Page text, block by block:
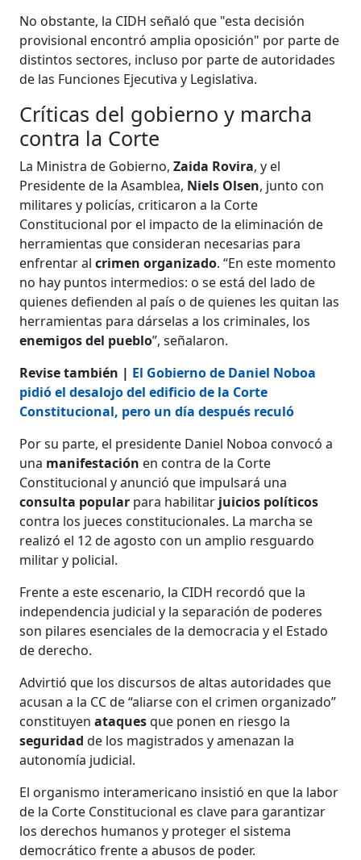
No obstante, la CIDH señaló que "esta decisión
provisional encontró amplia oposición" por parte de
distintos sectores, incluso por parte de autoridades
de las Funciones Ejecutiva y Legislativa.
Críticas del gobierno y marcha
contra la Corte
La Ministra de Gobierno,Zaida Rovira, y el
Presidente de la Asamblea, Niels Olsen, junto con
militares y policías, criticaron a la Corte
Constitucional por el impacto de la eliminación de
herramientas que consideran necesarias para
enfrentar alcrimen organizado. “En este momento
no hay puntos intermedios: o se está del lado de
quienes defienden al país o de quienes les quitan las
herramientas para dárselas a los criminales, los
enemigos del pueblo”, señalaron.
Revise también | El Gobierno de Daniel Noboa
pidió el desalojo del edificio de la Corte
Constitucional, pero un día después reculó
Por su parte, el presidente Daniel Noboa convocó a
una manifestación en contra de la Corte
Constitucional y anunció que impulsará una
consulta popular para habilitar juicios políticos
contra los jueces constitucionales. La marcha se
realizó el 12 de agosto con un amplio resguardo
militar y policial.
Frente a este escenario, la CIDH recordó que la
independencia judicial y la separación de poderes
son pilares esenciales de la democracia y el Estado
de derecho.
Advirtió que los discursos de altas autoridades que
acusan a la CC de “aliarse con el crimen organizado”
constituyenataquesque ponen en riesgo la
seguridadde los magistrados y amenazan la
autonomía judicial.
El organismo interamericano insistió en que la labor
de la Corte Constitucional es clave para garantizar
los derechos humanos y proteger el sistema
democrático frente a abusos de poder.